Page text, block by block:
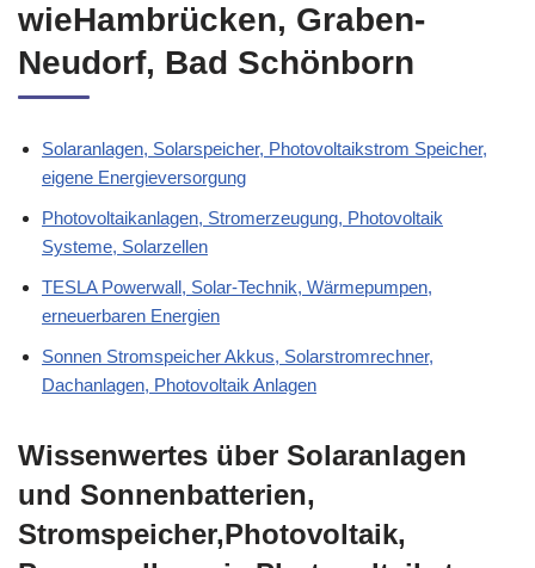
wieHambrücken, Graben-
Neudorf, Bad Schönborn
Solaranlagen, Solarspeicher, Photovoltaikstrom Speicher,
eigene Energieversorgung
Photovoltaikanlagen, Stromerzeugung, Photovoltaik
Systeme, Solarzellen
TESLA Powerwall, Solar-Technik, Wärmepumpen,
erneuerbaren Energien
Sonnen Stromspeicher Akkus, Solarstromrechner,
Dachanlagen, Photovoltaik Anlagen
Wissenwertes über Solaranlagen
und Sonnenbatterien,
Stromspeicher,Photovoltaik,